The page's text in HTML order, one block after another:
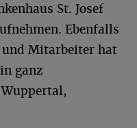
St. Josef
Ebenfalls
und Mitarbeiter hat
ganz